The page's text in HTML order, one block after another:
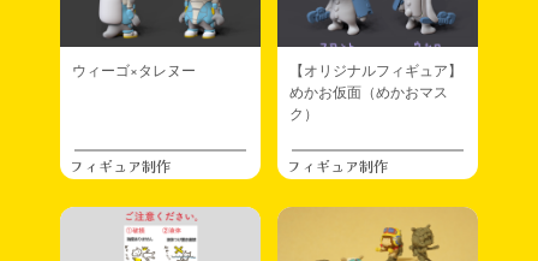
ウィーゴ×タレヌー
フィギュア制作
【オリジナルフィギュア】
めかお仮面（めかおマス
ク）
フィギュア制作